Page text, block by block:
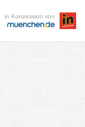
in Konzession von